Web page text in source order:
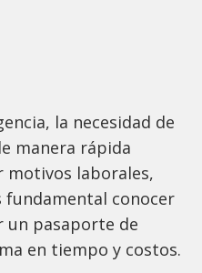
la necesidad de
manera rápida
motivos laborales,
fundamental conocer
un pasaporte de
en tiempo y costos.